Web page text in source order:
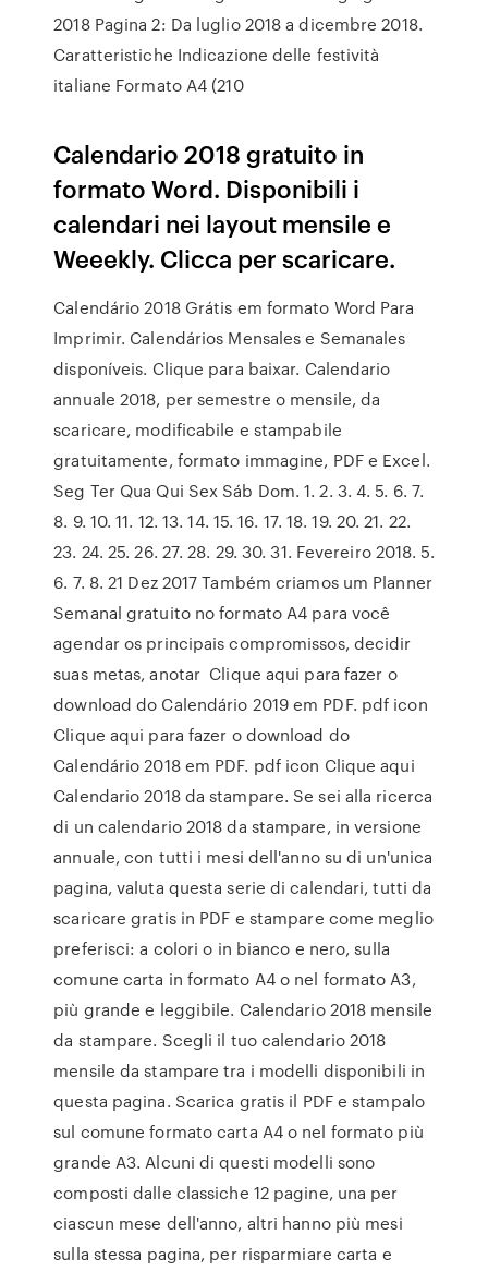
2018 Pagina 2: Da luglio 2018 a dicembre 2018.
Caratteristiche Indicazione delle festività
italiane Formato A4 (210
Calendario 2018 gratuito in
formato Word. Disponibili i
calendari nei layout mensile e
Weeekly. Clicca per scaricare.
Calendário 2018 Grátis em formato Word Para
Imprimir. Calendários Mensales e Semanales
disponíveis. Clique para baixar. Calendario
annuale 2018, per semestre o mensile, da
scaricare, modificabile e stampabile
gratuitamente, formato immagine, PDF e Excel.
Seg Ter Qua Qui Sex Sáb Dom. 1. 2. 3. 4. 5. 6. 7.
8. 9. 10. 11. 12. 13. 14. 15. 16. 17. 18. 19. 20. 21. 22.
23. 24. 25. 26. 27. 28. 29. 30. 31. Fevereiro 2018. 5.
6. 7. 8. 21 Dez 2017 Também criamos um Planner
Semanal gratuito no formato A4 para você
agendar os principais compromissos, decidir
suas metas, anotar Clique aqui para fazer o
download do Calendário 2019 em PDF. pdf icon
Clique aqui para fazer o download do
Calendário 2018 em PDF. pdf icon Clique aqui
Calendario 2018 da stampare. Se sei alla ricerca
di un calendario 2018 da stampare, in versione
annuale, con tutti i mesi dell'anno su di un'unica
pagina, valuta questa serie di calendari, tutti da
scaricare gratis in PDF e stampare come meglio
preferisci: a colori o in bianco e nero, sulla
comune carta in formato A4 o nel formato A3,
più grande e leggibile. Calendario 2018 mensile
da stampare. Scegli il tuo calendario 2018
mensile da stampare tra i modelli disponibili in
questa pagina. Scarica gratis il PDF e stampalo
sul comune formato carta A4 o nel formato più
grande A3. Alcuni di questi modelli sono
composti dalle classiche 12 pagine, una per
ciascun mese dell'anno, altri hanno più mesi
sulla stessa pagina, per risparmiare carta e